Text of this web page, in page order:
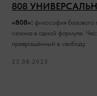
808
«808»: философия базового
сезона в одной формуле.
превращённый в свободу.
22.08.2025